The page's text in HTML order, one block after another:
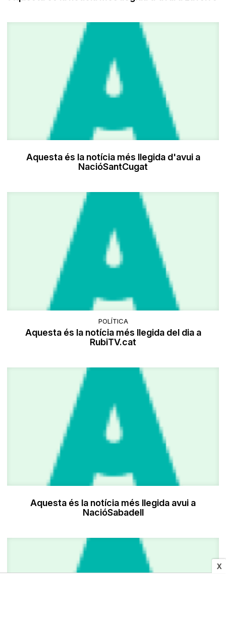
X
Aquesta és la notícia més llegida d'avui a
NacióSantCugat
POLÍTICA
Aquesta és la notícia més llegida del dia a
RubiTV.cat
Aquesta és la notícia més llegida avui a
NacióSabadell